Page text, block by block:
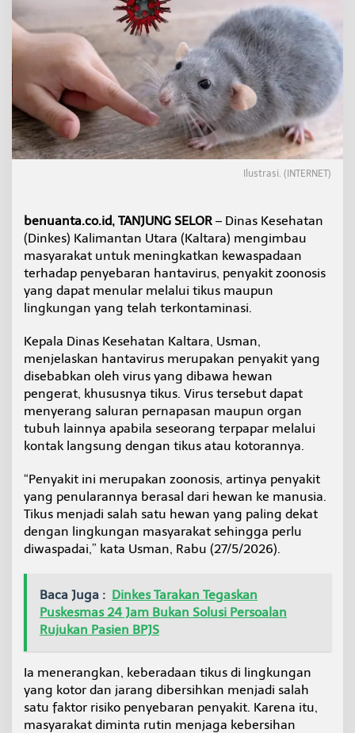
i
r
D
i
n
k
e
s
a
r
I
m
b
a
W
a
r
g
a
J
g
a
e
b
e
r
s
i
n
L
i
u
n
g
a
Ilustrasi. (INTERNET)
benuanta.co.id, TANJUNG SELOR – Dinas Kesehatan
(Dinkes) Kalimantan Utara (Kaltara) mengimbau
masyarakat untuk meningkatkan kewaspadaan
terhadap penyebaran hantavirus, penyakit zoonosis
yang dapat menular melalui tikus maupun
lingkungan yang telah terkontaminasi.
Kepala Dinas Kesehatan Kaltara, Usman,
menjelaskan hantavirus merupakan penyakit yang
disebabkan oleh virus yang dibawa hewan
pengerat, khususnya tikus. Virus tersebut dapat
menyerang saluran pernapasan maupun organ
tubuh lainnya apabila seseorang terpapar melalui
kontak langsung dengan tikus atau kotorannya.
“Penyakit ini merupakan zoonosis, artinya penyakit
yang penularannya berasal dari hewan ke manusia.
Tikus menjadi salah satu hewan yang paling dekat
dengan lingkungan masyarakat sehingga perlu
diwaspadai,” kata Usman, Rabu (27/5/2026).
Baca Juga : Dinkes Tarakan Tegaskan
Puskesmas 24 Jam Bukan Solusi Persoalan
Rujukan Pasien BPJS
Ia menerangkan, keberadaan tikus di lingkungan
yang kotor dan jarang dibersihkan menjadi salah
satu faktor risiko penyebaran penyakit. Karena itu,
masyarakat diminta rutin menjaga kebersihan